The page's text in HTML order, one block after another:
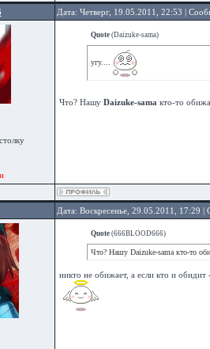
Дата: Четверг, 19.05.2011, 22:53 |
Quote (Daizuke-sama)
угу....
Что? Нашу Daizuke-sama кто-то
Дата: Воскресенье, 29.05.2011, 17:29
Quote (666BLOOD666)
Что? Нашу Daizuke-sama кто-то
никто не обижает, а если кто и